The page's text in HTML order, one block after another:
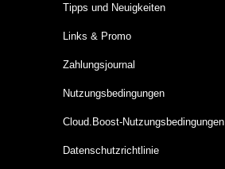
Tipps und Neuigkeiten
Links & Promo
Zahlungsjournal
Nutzungsbedingungen
Cloud.Boost-Nutzungsbedingungen
Datenschutzrichtlinie